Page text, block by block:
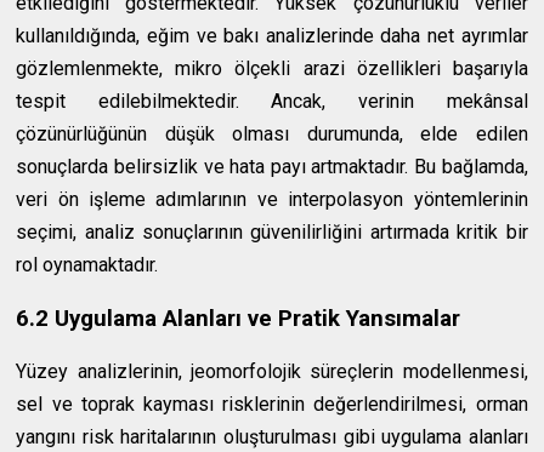
kullanıldığında, eğim ve bakı analizlerinde daha net ayrımlar
gözlemlenmekte, mikro ölçekli arazi özellikleri başarıyla
tespit edilebilmektedir. Ancak, verinin mekânsal
çözünürlüğünün düşük olması durumunda, elde edilen
sonuçlarda belirsizlik ve hata payı artmaktadır. Bu bağlamda,
veri ön işleme adımlarının ve interpolasyon yöntemlerinin
seçimi, analiz sonuçlarının güvenilirliğini artırmada kritik bir
rol oynamaktadır.
6.2 Uygulama Alanları ve Pratik Yansımalar
Yüzey analizlerinin, jeomorfolojik süreçlerin modellenmesi,
sel ve toprak kayması risklerinin değerlendirilmesi, orman
yangını risk haritalarının oluşturulması gibi uygulama alanları